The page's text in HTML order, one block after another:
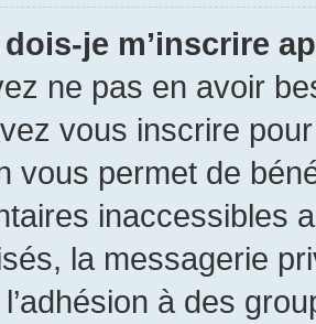
je m’inscrire
ne pas en avoir
vous inscrire
vous permet de
inaccessibles
la messagerie
à des